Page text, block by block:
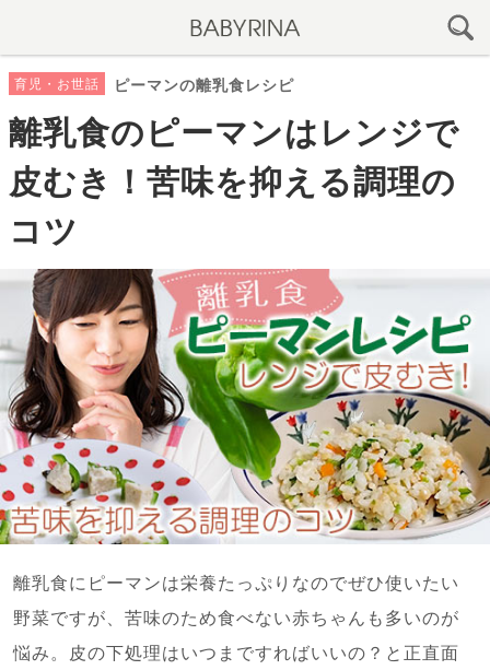
育児・お世話 ピーマンの離乳食レシピ
離乳食のピーマンはレンジで
皮むき！苦味を抑える調理の
コツ
離乳食にピーマンは栄養たっぷりなのでぜひ使いたい
野菜ですが、苦味のため食べない赤ちゃんも多いのが
悩み。皮の下処理はいつまですればいいの？と正直面